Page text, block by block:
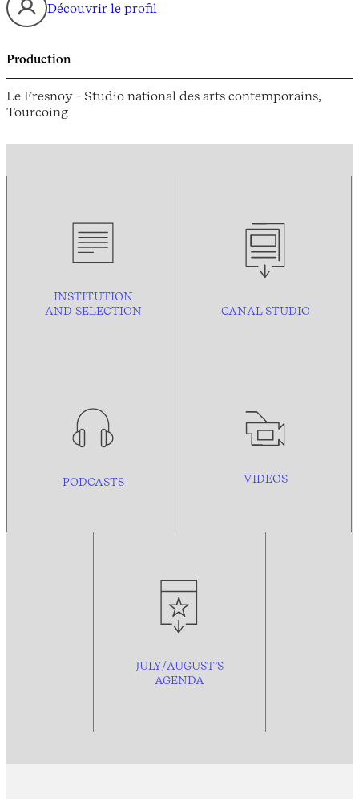
Découvrir le profil
Production
Le Fresnoy - Studio national des arts contemporains,
Tourcoing
INSTITUTION
AND SELECTION CANAL STUDIO
PODCASTS VIDEOS
JULY/AUGUST’S
AGENDA